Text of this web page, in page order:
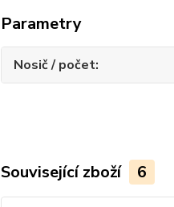
Parametry
Nosič / počet
Související zboží 6